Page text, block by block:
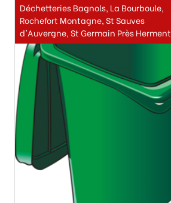
Déchetteries Bagnols, La Bourboule,
Rochefort Montagne, St Sauves
d'Auvergne, St Germain Près Herment